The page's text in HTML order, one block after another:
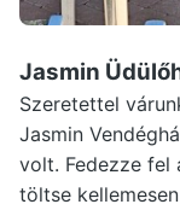
Jasmin
Szeretettel
Jasmin
volt. Fedezze fel
töltse